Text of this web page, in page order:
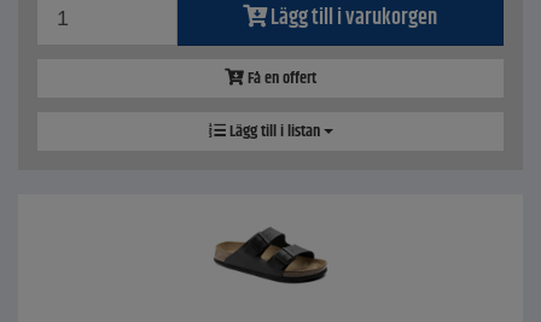
Lägg till i varukorgen
Få en offert
Lägg till i listan